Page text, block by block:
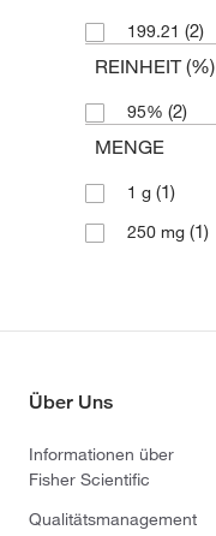
199.21 (2)
REINHEIT (%)
95% (2)
MENGE
1 g (1)
250 mg (1)
Über Uns
Informationen über
Fisher Scientific
Qualitätsmanagement